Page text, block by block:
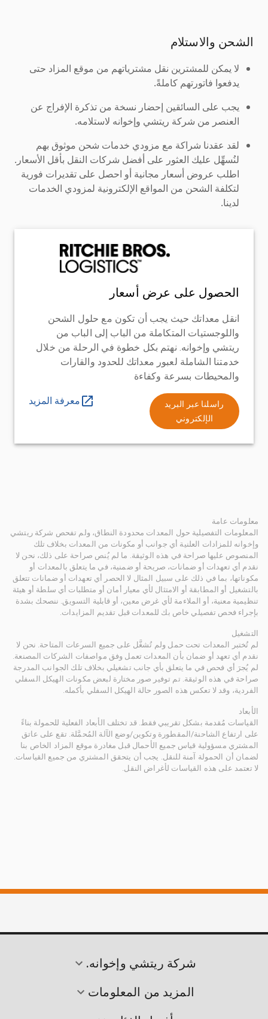
الشحن والاستلام
لا يمكن للمشترين نقل مشترياتهم من موقع المزاد حتى
يدفعوا فاتورتهم كاملةً.
يجب على السائقين إحضار نسخة من تذكرة الإفراج عن
العنصر من شركة ريتشي وإخوانه لاستلامه.
لقد عقدنا شراكة مع مزودي خدمات شحن موثوق بهم
لنُسهِّل عليك العثور على أفضل شركات النقل بأقل الأسعار.
اطلب عروض أسعار مجانية أو احصل على تقديرات فورية
لتكلفة الشحن من المواقع الإلكترونية لمزودي الخدمات
لدينا.
الحصول على عرض أسعار
انقل معداتك حيث يجب أن تكون مع حلول الشحن
واللوجستيات المتكاملة من الباب إلى الباب من
ريتشي وإخوانه. نهتم بكل خطوة في الرحلة من خلال
خدمتنا الشاملة لعبور معداتك للحدود والقارات
والمحيطات بسرعة وكفاءة
راسلنا عبر البريد
الإلكتروني
معرفة المزيد
معلومات عامة
المعلومات التفصيلية حول المعدات محدودة النطاق، ولم تفحص شركة ريتشي
وإخوانه للمزادات العلنية أي جوانب أو مكونات من المعدات بخلاف تلك
المنصوص عليها صراحة في هذه الوثيقة. ما لم يُنص صراحة على ذلك، نحن لا
نقدم أي تعهدات أو ضمانات، صريحة أو ضمنية، في ما يتعلق بالمعدات أو
مكوناتها، بما في ذلك على سبيل المثال لا الحصر أي تعهدات أو ضمانات تتعلق
بالتشغيل أو المطابقة أو الامتثال لأي معيار أمان أو متطلبات أي سلطة أو هيئة
تنظيمية معنية، أو الملاءمة لأي غرض معين، أو قابلية التسويق. ننصحك بشدة
بإجراء فحص تفصيلي خاص بك للمعدات قبل تقديم المزايدات.
التشغيل
لم تُختبر المعدات تحت حمل ولم تُشغَّل على جميع السرعات المتاحة. نحن لا
نقدم أي تعهد أو ضمان بأن المعدات تعمل وفق مواصفات الشركات المصنعة.
لم يُجرَ أي فحص في ما يتعلق بأي جانب تشغيلي بخلاف تلك الجوانب المدرجة
صراحة في هذه الوثيقة. تم توفير صور مختارة لبعض مكونات الهيكل السفلي
الفردية، وقد لا تعكس هذه الصور حالة الهيكل السفلي بأكمله.
الأبعاد
القياسات مُقدمة بشكل تقريبي فقط. قد تختلف الأبعاد الفعلية للحمولة بناءً
على ارتفاع الشاحنة/المقطورة وتكوين/وضع الآلة المُحمَّلة. تقع على عاتق
المشتري مسؤولية قياس جميع الأحمال قبل مغادرة موقع المزاد الخاص بنا
لضمان أن الحمولة آمنة للنقل. يجب أن يتحقق المشتري من جميع القياسات.
لا تعتمد على هذه القياسات لأغراض النقل.
شركة ريتشي وإخوانه.
المزيد من المعلومات